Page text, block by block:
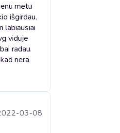
metu
išgirdau,
labiausiai
viduje
radau.
nera
03-08